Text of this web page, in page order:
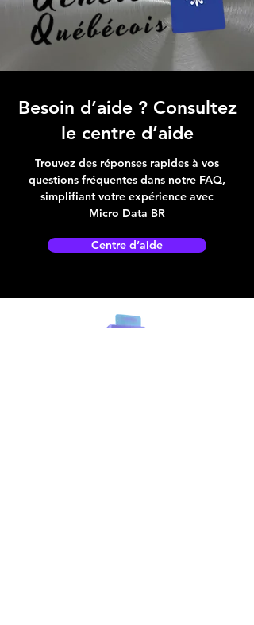
Besoin d’aide ? Consultez
le centre d’aide
Trouvez des réponses rapides à vos
questions fréquentes dans notre FAQ,
simplifiant votre expérience avec
Micro Data BR
Centre d’aide